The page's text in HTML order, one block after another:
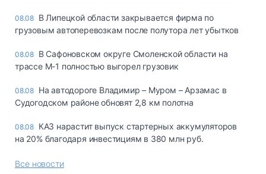
08.08 В Липецкой области закрывается фирма по
грузовым автоперевозкам после полутора лет убытков
08.08 В Сафоновском округе Смоленской области на
трассе М-1 полностью выгорел грузовик
08.08 На автодороге Владимир – Муром – Арзамас в
Судогодском районе обновят 2,8 км полотна
08.08 КАЗ нарастит выпуск стартерных аккумуляторов
на 20% благодаря инвестициям в 380 млн руб.
Все новости